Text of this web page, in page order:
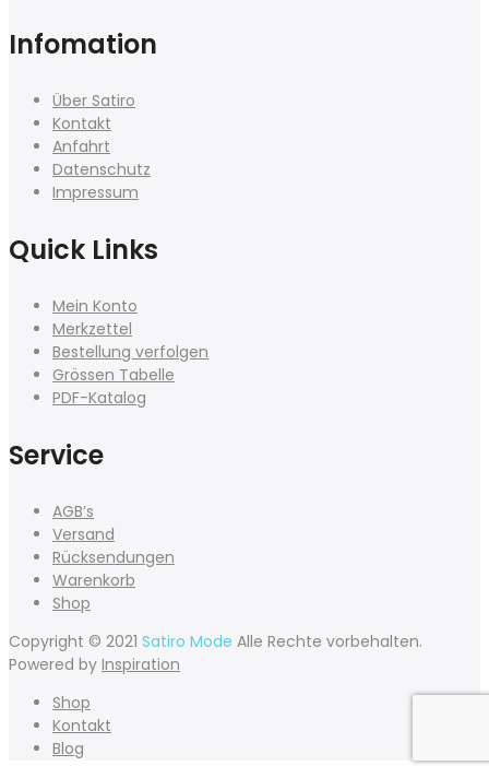
Infomation
Über Satiro
Kontakt
Anfahrt
Datenschutz
Impressum
Quick Links
Mein Konto
Merkzettel
Bestellung verfolgen
Grössen Tabelle
PDF-Katalog
Service
AGB’s
Versand
Rücksendungen
Warenkorb
Shop
Copyright © 2021 Satiro Mode Alle Rechte vorbehalten.
Powered by Inspiration
Shop
Kontakt
Blog